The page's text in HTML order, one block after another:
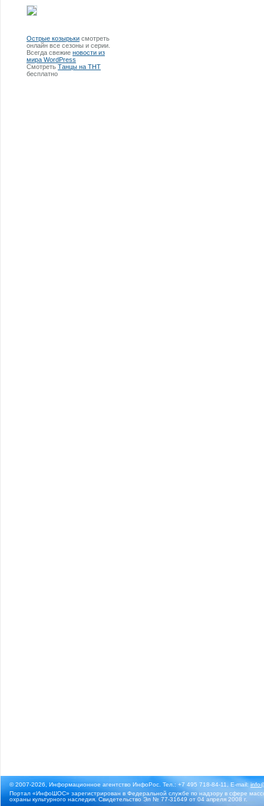
Острые козырьки смотреть
онлайн все сезоны и серии.
Всегда свежие новости из
мира WordPress
Смотреть Танцы на ТНТ
бесплатно
© 2007-2026, Информационное агентство ИнфоРос. Тел.: +7 495 718-84-11, E-mail:
Портал «ИнфоШОС» зарегистрирован в Федеральной службе по надзору в сфере
охраны культурного наследия. Свидетельство Эл № 77-31649 от 04 апреля 2008 г.